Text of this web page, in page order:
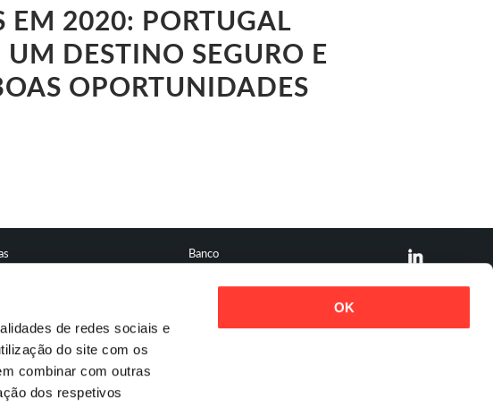
de redes sociais e
do site com os
combinar com outras
dos respetivos
OK
EM 2020: PORTUGAL
DESTINO SEGURO E
OPORTUNIDADES
Banco
Contactos
Carreiras